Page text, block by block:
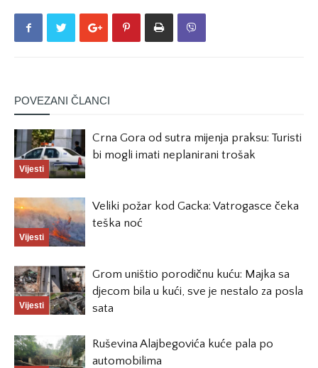
POVEZANI ČLANCI
Vijesti
Crna Gora od sutra mijenja praksu: Turisti
bi mogli imati neplanirani trošak
Vijesti
Veliki požar kod Gacka: Vatrogasce čeka
teška noć
Vijesti
Grom uništio porodičnu kuću: Majka sa
djecom bila u kući, sve je nestalo za posla
sata
Ruševina Alajbegovića kuće pala po
automobilima